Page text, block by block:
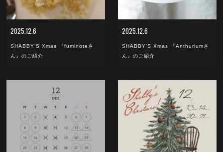
2025.12.6
SHABBY’S Xmas 『fuminoteさ
ん』のご紹介
2025.12.6
SHABBY’S Xmas 『Anthuriumさ
ん』のご紹介